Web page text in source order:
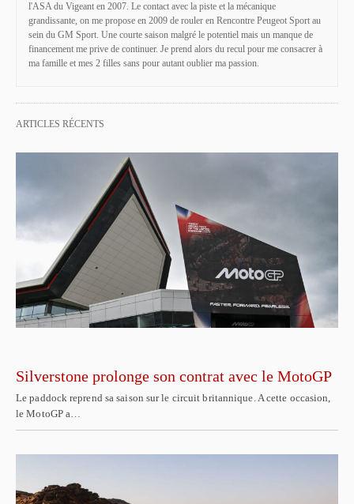
l'ASA du Vigeant en 2007. Le contact avec la piste et la mécanique
grandissante, on me propose en 2009 de rouler en Rencontre Peugeot Sport au
sein du GM Sport. Une courte saison malgré le potentiel mais un manque de
financement me prive de continuer. Je prend alors du recul pour me consacrer à
ma famille et mes 2 filles sans pour autant oublier ma passion.
ARTICLES RÉCENTS
Silverstone prolonge son contrat avec le MotoGP
Le paddock reprend sa saison sur le circuit britannique. A cette occasion,
le MotoGP a…